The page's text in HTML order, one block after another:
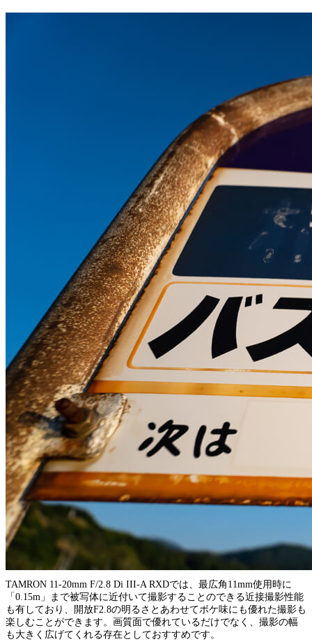
TAMRON 11-20mm F/2.8 Di III-A RXDでは、最広角11mm使用時に
「0.15m」まで被写体に近付いて撮影することのできる近接撮影性能
も有しており、開放F2.8の明るさとあわせてボケ味にも優れた撮影も
楽しむことができます。画質面で優れているだけでなく、撮影の幅
も大きく広げてくれる存在としておすすめです。